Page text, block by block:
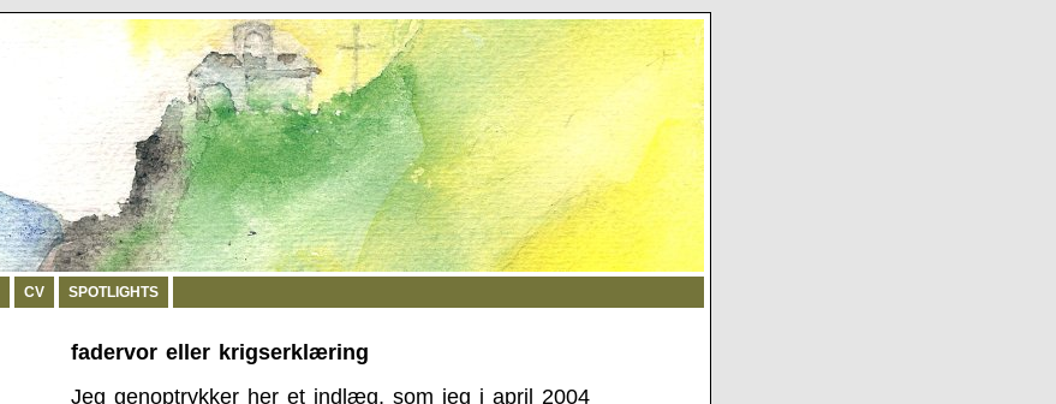
CV SPOTLIGHTS
fadervor eller krigserklæring
Jeg genoptrykker her et indlæg, som jeg i april 2004